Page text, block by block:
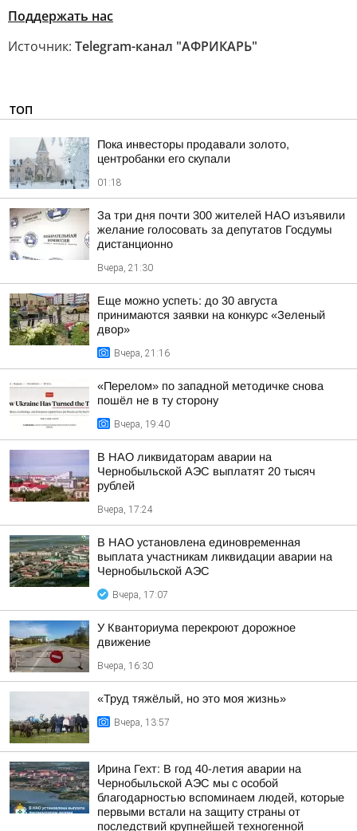
Поддержать нас
Источник: Telegram-канал "АФРИКАРЬ"
ТОП
Пока инвесторы продавали золото,
центробанки его скупали
01:18
За три дня почти 300 жителей НАО изъявили
желание голосовать за депутатов Госдумы
дистанционно
Вчера, 21:30
Еще можно успеть: до 30 августа
принимаются заявки на конкурс «Зеленый
двор»
Вчера, 21:16
«Перелом» по западной методичке снова
пошёл не в ту сторону
Вчера, 19:40
В НАО ликвидаторам аварии на
Чернобыльской АЭС выплатят 20 тысяч
рублей
Вчера, 17:24
В НАО установлена единовременная
выплата участникам ликвидации аварии на
Чернобыльской АЭС
Вчера, 17:07
У Кванториума перекроют дорожное
движение
Вчера, 16:30
«Труд тяжёлый, но это моя жизнь»
Вчера, 13:57
Ирина Гехт: В год 40-летия аварии на
Чернобыльской АЭС мы с особой
благодарностью вспоминаем людей, которые
первыми встали на защиту страны от
последствий крупнейшей техногенной